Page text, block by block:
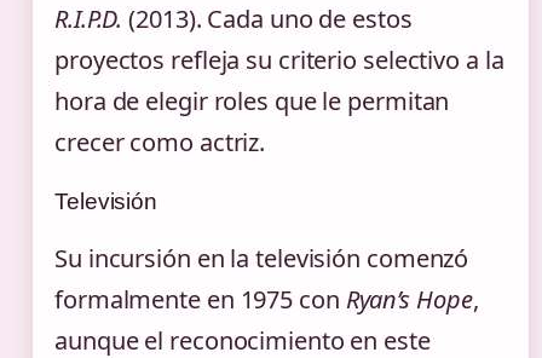
R.I.P.D. (2013). Cada uno de estos
proyectos refleja su criterio selectivo a la
hora de elegir roles que le permitan
crecer como actriz.
Televisión
Su incursión en la televisión comenzó
formalmente en 1975 con Ryan’s Hope,
aunque el reconocimiento en este